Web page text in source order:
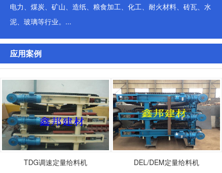
电力、煤炭、矿山、造纸、粮食加工、化工、耐火材料、砖瓦、水
泥、玻璃等行业。...
应用案例
TDG调速定量给料机 DEL/DEM定量给料机